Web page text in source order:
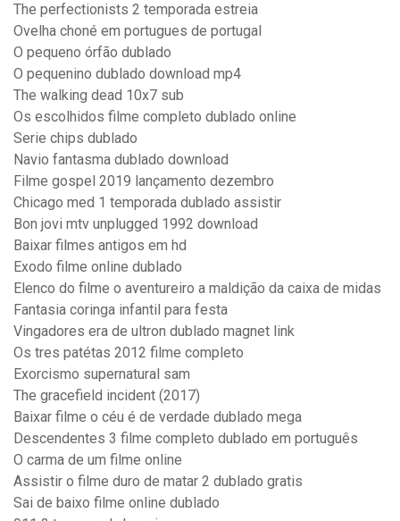
The perfectionists 2 temporada estreia
Ovelha choné em portugues de portugal
O pequeno órfão dublado
O pequenino dublado download mp4
The walking dead 10x7 sub
Os escolhidos filme completo dublado online
Serie chips dublado
Navio fantasma dublado download
Filme gospel 2019 lançamento dezembro
Chicago med 1 temporada dublado assistir
Bon jovi mtv unplugged 1992 download
Baixar filmes antigos em hd
Exodo filme online dublado
Elenco do filme o aventureiro a maldição da caixa de midas
Fantasia coringa infantil para festa
Vingadores era de ultron dublado magnet link
Os tres patétas 2012 filme completo
Exorcismo supernatural sam
The gracefield incident (2017)
Baixar filme o céu é de verdade dublado mega
Descendentes 3 filme completo dublado em português
O carma de um filme online
Assistir o filme duro de matar 2 dublado gratis
Sai de baixo filme online dublado